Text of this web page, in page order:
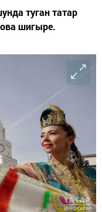
туган татар
шигыре.